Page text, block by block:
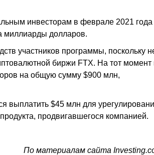
инвесторам в феврале 2021 года
миллиарды долларов.
участников программы, поскольку
биржи FTX. На тот момент
на общую сумму $900 млн,
выплатить $45 млн для
продвигавшегося компанией.
По материалам сайта